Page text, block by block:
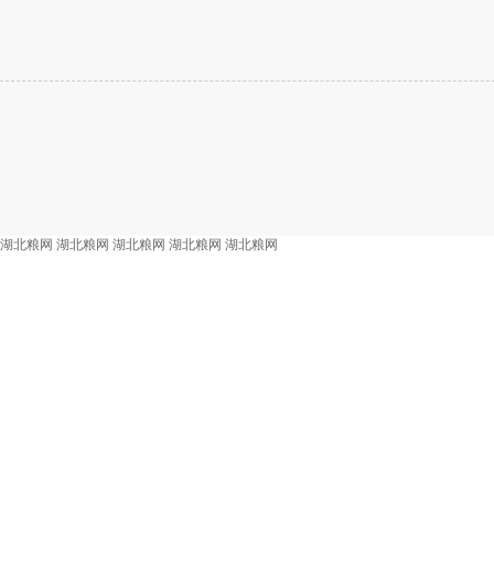
湖北粮网 湖北粮网 湖北粮网 湖北粮网 湖北粮网